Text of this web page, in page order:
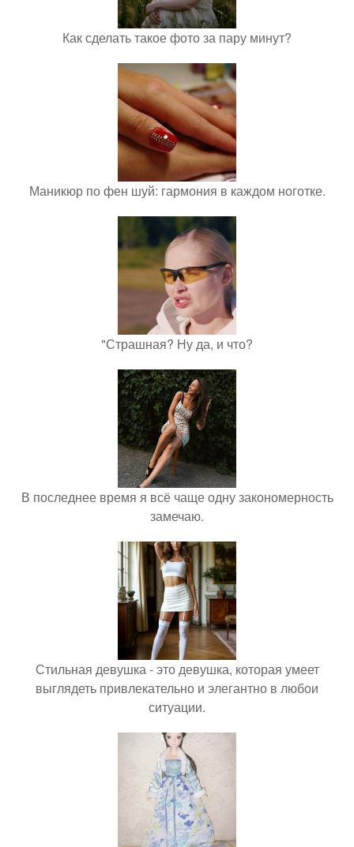
Как сделать такое фото за пару минут?
Маникюр по фен шуй: гармония в каждом ноготке.
"Страшная? Ну да, и что?
В последнее время я всё чаще одну закономерность
замечаю.
Стильная девушка - это девушка, которая умеет
выглядеть привлекательно и элегантно в любои
ситуации.